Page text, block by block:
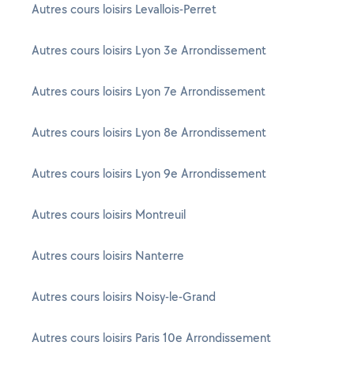
Autres cours loisirs Levallois-Perret
Autres cours loisirs Lyon 3e Arrondissement
Autres cours loisirs Lyon 7e Arrondissement
Autres cours loisirs Lyon 8e Arrondissement
Autres cours loisirs Lyon 9e Arrondissement
Autres cours loisirs Montreuil
Autres cours loisirs Nanterre
Autres cours loisirs Noisy-le-Grand
Autres cours loisirs Paris 10e Arrondissement